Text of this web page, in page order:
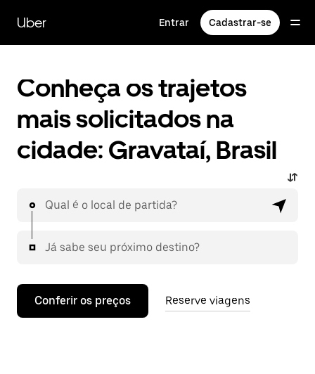
para
conteúdo
Uber Entrar Cadastrar-se
Conheça os trajetos
mais solicitados na
cidade: Gravataí, Brasil
Qual é o local de partida?
Já sabe seu próximo destino?
Conferir os preços Reserve viagens